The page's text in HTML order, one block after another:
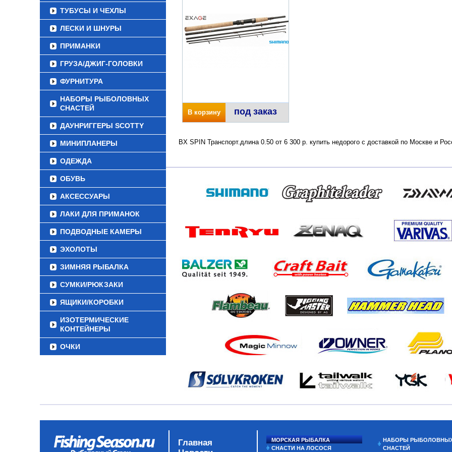
ТУБУСЫ И ЧЕХЛЫ
ЛЕСКИ И ШНУРЫ
ПРИМАНКИ
ГРУЗА/ДЖИГ-ГОЛОВКИ
ФУРНИТУРА
НАБОРЫ РЫБОЛОВНЫХ
СНАСТЕЙ
ДАУНРИГГЕРЫ SCOTTY
МИНИПЛАНЕРЫ
ОДЕЖДА
ОБУВЬ
АКСЕССУАРЫ
ЛАКИ ДЛЯ ПРИМАНОК
ПОДВОДНЫЕ КАМЕРЫ
ЭХОЛОТЫ
ЗИМНЯЯ РЫБАЛКА
СУМКИ/РЮКЗАКИ
ЯЩИКИ/КОРОБКИ
ИЗОТЕРМИЧЕСКИЕ
КОНТЕЙНЕРЫ
ОЧКИ
В корзину под заказ
BX SPIN Транспорт.длина 0.50 от 6 300 р. купить недорого с доставкой по Москве и
Главная
МОРСКАЯ РЫБАЛКА
СНАСТИ НА ЛОСОСЯ
НАБОРЫ
СНАСТЕЙ